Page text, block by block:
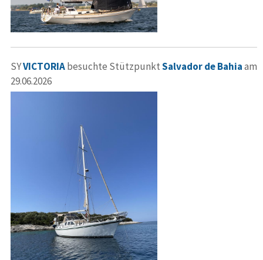
SYVICTORIAbesuchte StützpunktSalvador de Bahiaam
29.06.2026